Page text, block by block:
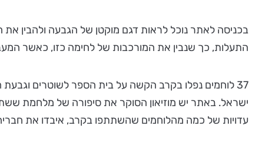
בכניסה לאתר נוכל לראות דגם מוקטן של הגבעה ולהבין את
התעלות, כך שנבין את המורכבות של לחימה כזו, כאשר
37 לוחמים נפלו בקרב הקשה על בית הספר לשוטרים
ישראל. באתר יש מוזיאון הסוקר את סיפורה של מלחמת ששת
עדויות של כמה מהלוחמים שהשתתפו בקרב, איבדו את